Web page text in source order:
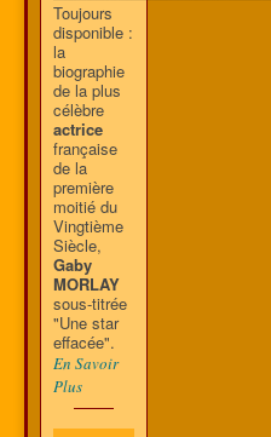
Toujours
disponible :
la
biographie
de la plus
célèbre
actrice
française
de la
première
moitié du
Vingtième
Siècle,
Gaby
MORLAY
sous-titrée
"Une star
effacée".
En Savoir
Plus